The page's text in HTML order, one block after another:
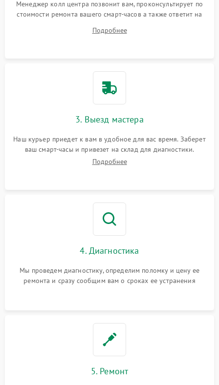
Менеджер колл центра позвонит вам, проконсультирует по
стоимости ремонта вашего смарт-часов а также ответит на
Подробнее
3. Выезд мастера
Наш курьер приедет к вам в удобное для вас время. Заберет
ваш смарт-часы и привезет на склад для диагностики.
Подробнее
4. Диагностика
Мы проведем диагностику, определим поломку и цену ее
ремонта и сразу сообщим вам о сроках ее устранения
5. Ремонт